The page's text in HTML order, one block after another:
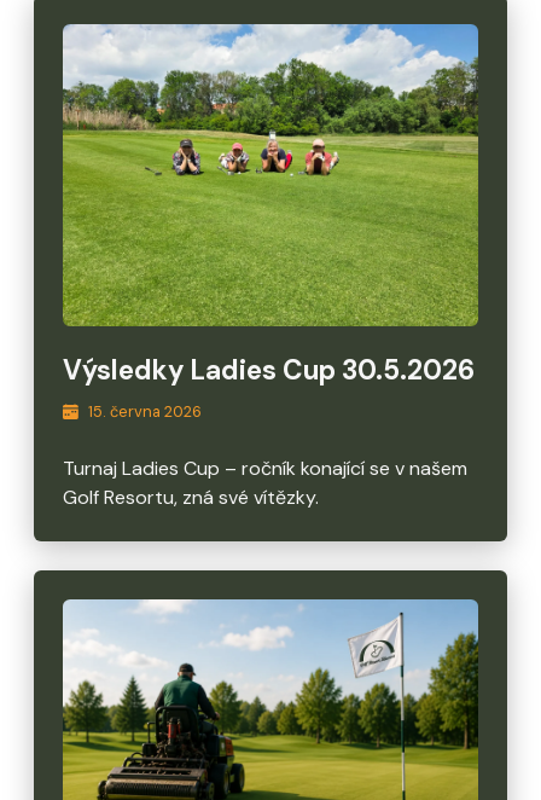
Výsledky Ladies Cup 30.5.2026
15. června 2026
Turnaj Ladies Cup – ročník konající se v našem
Golf Resortu, zná své vítězky.